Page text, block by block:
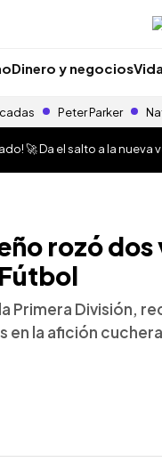
Dinero y negociosVida
Peter Parker
🚀 Da el salto a la nueva
rozó dos
Primera División,
la afición